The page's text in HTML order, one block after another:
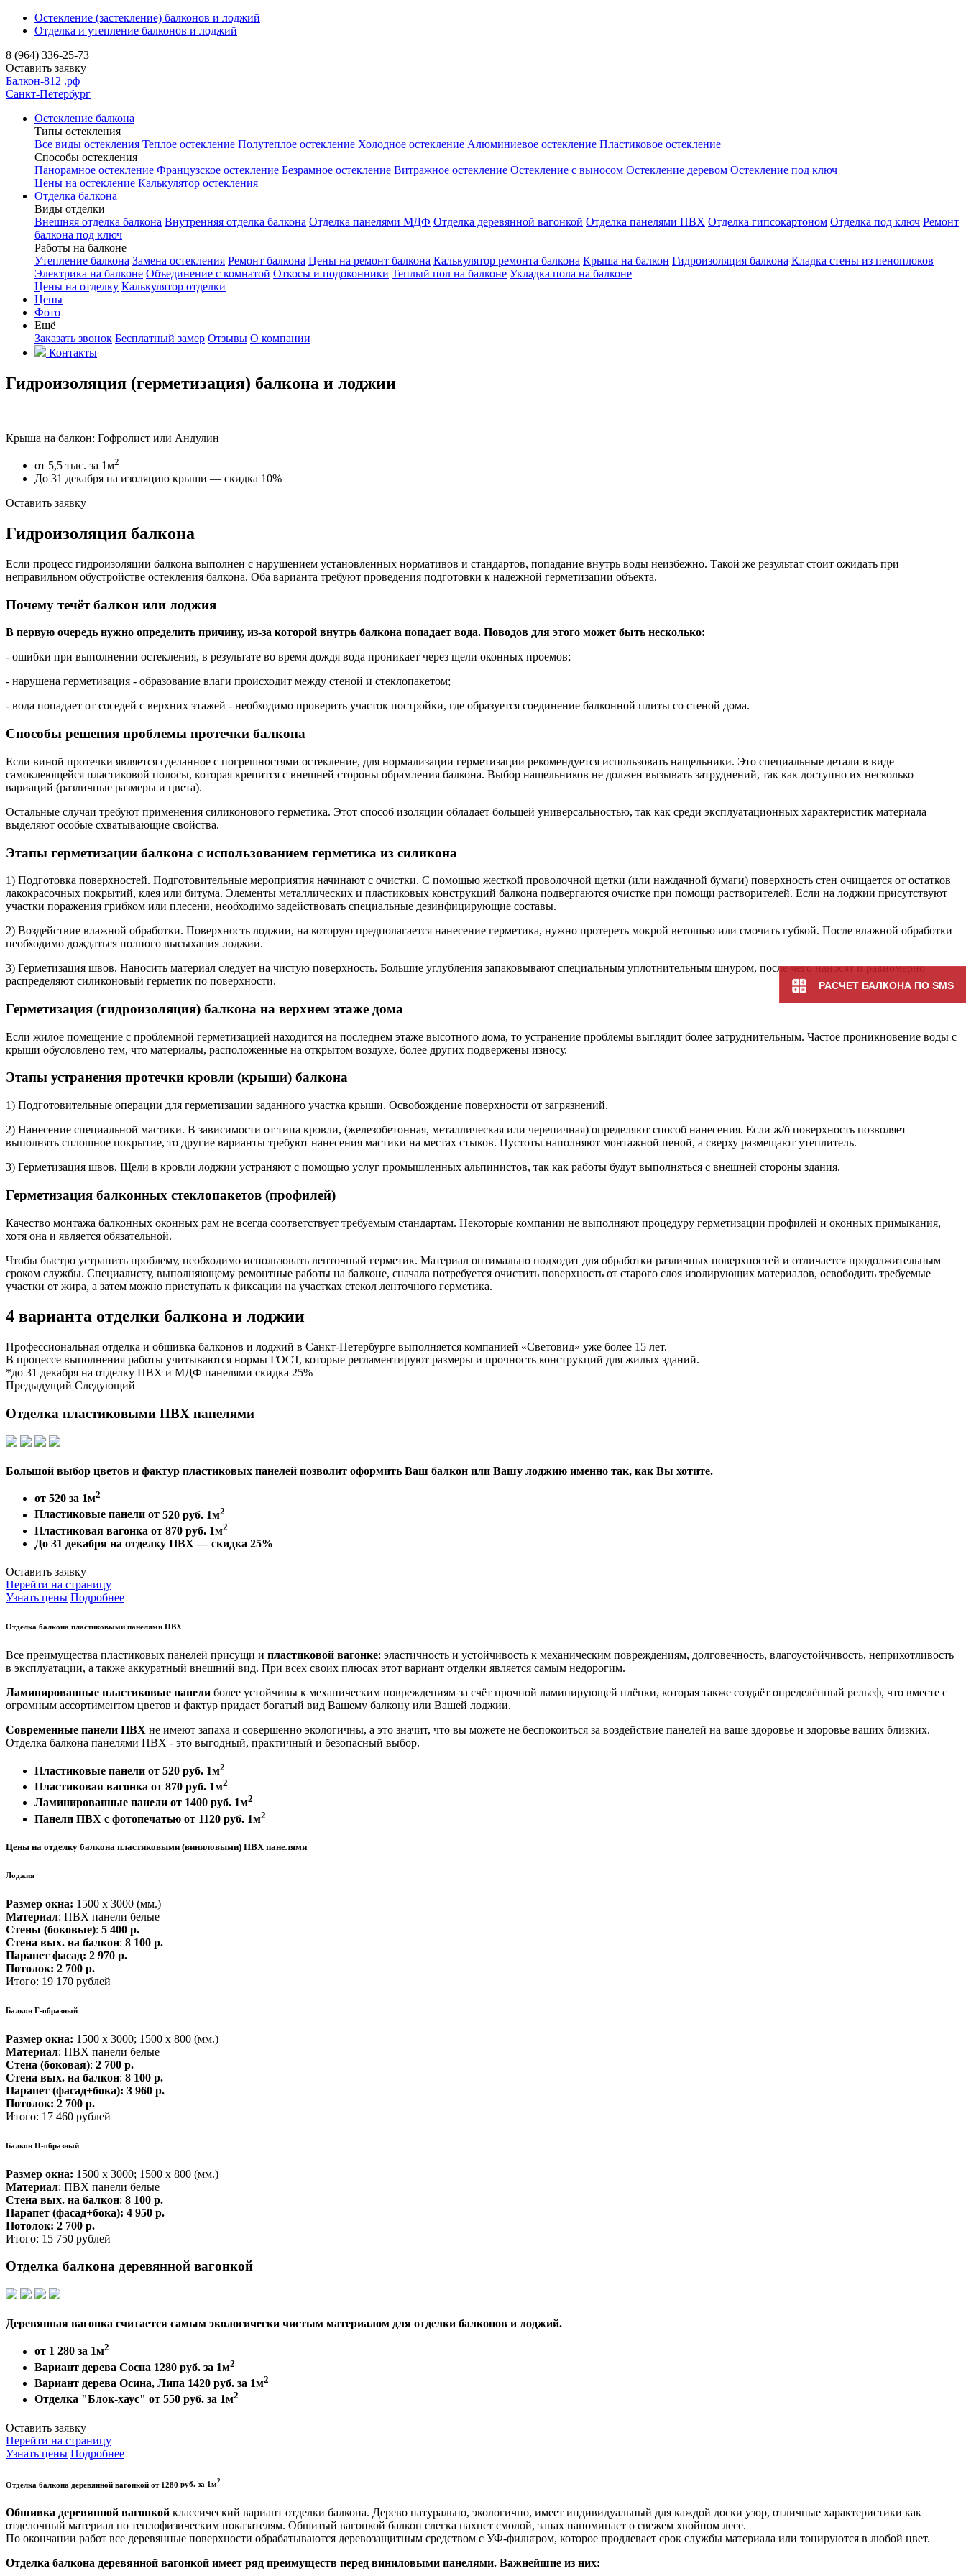
РАСЧЕТ БАЛКОНА ПО SMS
Остекление (застекление) балконов и лоджий
Отделка и утепление балконов и лоджий
8 (964) 336-25-73
Оставить заявку
Балкон-812 .рф
Санкт-Петербург
Остекление балкона
Типы остекления
Все виды остекления Теплое остекление Полутеплое остекление Холодное остекление Алюминиевое остекление Пластиковое остекление
Способы остекления
Панорамное остекление Французское остекление Безрамное остекление Витражное остекление Остекление с выносом Остекление деревом Остекление под ключ
Цены на остекление Калькулятор остекления
Отделка балкона
Виды отделки
Внешняя отделка балкона Внутренняя отделка балкона Отделка панелями МДФ Отделка деревянной вагонкой Отделка панелями ПВХ Отделка гипсокартоном Отделка под ключ Ремонт
балкона под ключ
Работы на балконе
Утепление балкона Замена остекления Ремонт балкона Цены на ремонт балкона Калькулятор ремонта балкона Крыша на балкон Гидроизоляция балкона Кладка стены из пеноплоков
Электрика на балконе Объединение с комнатой Откосы и подоконники Теплый пол на балконе Укладка пола на балконе
Цены на отделку Калькулятор отделки
Цены
Фото
Ещё
Заказать звонок Бесплатный замер Отзывы О компании
Контакты
Гидроизоляция (герметизация) балкона и лоджии
Крыша на балкон: Гофролист или Андулин
от 5,5 тыс. за 1м2
До 31 декабря на изоляцию крыши — скидка 10%
Оставить заявку
Гидроизоляция балкона
Если процесс гидроизоляции балкона выполнен с нарушением установленных нормативов и стандартов, попадание внутрь воды неизбежно. Такой же результат стоит ожидать при
неправильном обустройстве остекления балкона. Оба варианта требуют проведения подготовки к надежной герметизации объекта.
Почему течёт балкон или лоджия
В первую очередь нужно определить причину, из-за которой внутрь балкона попадает вода. Поводов для этого может быть несколько:
- ошибки при выполнении остекления, в результате во время дождя вода проникает через щели оконных проемов;
- нарушена герметизация - образование влаги происходит между стеной и стеклопакетом;
- вода попадает от соседей с верхних этажей - необходимо проверить участок постройки, где образуется соединение балконной плиты со стеной дома.
Способы решения проблемы протечки балкона
Если виной протечки является сделанное с погрешностями остекление, для нормализации герметизации рекомендуется использовать нащельники. Это специальные детали в виде
самоклеющейся пластиковой полосы, которая крепится с внешней стороны обрамления балкона. Выбор нащельников не должен вызывать затруднений, так как доступно их несколько
вариаций (различные размеры и цвета).
Остальные случаи требуют применения силиконового герметика. Этот способ изоляции обладает большей универсальностью, так как среди эксплуатационных характеристик материала
выделяют особые схватывающие свойства.
Этапы герметизации балкона с использованием герметика из силикона
1) Подготовка поверхностей. Подготовительные мероприятия начинают с очистки. С помощью жесткой проволочной щетки (или наждачной бумаги) поверхность стен очищается от остатков
лакокрасочных покрытий, клея или битума. Элементы металлических и пластиковых конструкций балкона подвергаются очистке при помощи растворителей. Если на лоджии присутствуют
участки поражения грибком или плесени, необходимо задействовать специальные дезинфицирующие составы.
2) Воздействие влажной обработки. Поверхность лоджии, на которую предполагается нанесение герметика, нужно протереть мокрой ветошью или смочить губкой. После влажной обработки
необходимо дождаться полного высыхания лоджии.
3) Герметизация швов. Наносить материал следует на чистую поверхность. Большие углубления запаковывают специальным уплотнительным шнуром, после чего наносят и равномерно
распределяют силиконовый герметик по поверхности.
Герметизация (гидроизоляция) балкона на верхнем этаже дома
Если жилое помещение с проблемной герметизацией находится на последнем этаже высотного дома, то устранение проблемы выглядит более затруднительным. Частое проникновение воды с
крыши обусловлено тем, что материалы, расположенные на открытом воздухе, более других подвержены износу.
Этапы устранения протечки кровли (крыши) балкона
1) Подготовительные операции для герметизации заданного участка крыши. Освобождение поверхности от загрязнений.
2) Нанесение специальной мастики. В зависимости от типа кровли, (железобетонная, металлическая или черепичная) определяют способ нанесения. Если ж/б поверхность позволяет
выполнять сплошное покрытие, то другие варианты требуют нанесения мастики на местах стыков. Пустоты наполняют монтажной пеной, а сверху размещают утеплитель.
3) Герметизация швов. Щели в кровли лоджии устраняют с помощью услуг промышленных альпинистов, так как работы будут выполняться с внешней стороны здания.
Герметизация балконных стеклопакетов (профилей)
Качество монтажа балконных оконных рам не всегда соответствует требуемым стандартам. Некоторые компании не выполняют процедуру герметизации профилей и оконных примыкания,
хотя она и является обязательной.
Чтобы быстро устранить проблему, необходимо использовать ленточный герметик. Материал оптимально подходит для обработки различных поверхностей и отличается продолжительным
сроком службы. Специалисту, выполняющему ремонтные работы на балконе, сначала потребуется очистить поверхность от старого слоя изолирующих материалов, освободить требуемые
участки от жира, а затем можно приступать к фиксации на участках стекол ленточного герметика.
4 варианта отделки балкона и лоджии
Профессиональная отделка и обшивка балконов и лоджий в Санкт-Петербурге выполняется компанией «Световид» уже более 15 лет.
В процессе выполнения работы учитываются нормы ГОСТ, которые регламентируют размеры и прочность конструкций для жилых зданий.
*до 31 декабря на отделку ПВХ и МДФ панелями скидка 25%
Предыдущий Следующий
Отделка пластиковыми ПВХ панелями
Большой выбор цветов и фактур пластиковых панелей позволит оформить Ваш балкон или Вашу лоджию именно так, как Вы хотите.
от 520 за 1м2
Пластиковые панели от 520 руб. 1м2
Пластиковая вагонка от 870 руб. 1м2
До 31 декабря на отделку ПВХ —скидка 25%
Оставить заявку
Перейти на страницу
Узнать цены Подробнее
Отделка балкона пластиковыми панелями ПВХ
Все преимущества пластиковых панелей присущи и пластиковой вагонке: эластичность и устойчивость к механическим повреждениям, долговечность, влагоустойчивость, неприхотливость
в эксплуатации, а также аккуратный внешний вид. При всех своих плюсах этот вариант отделки является самым недорогим.
Ламинированные пластиковые панели более устойчивы к механическим повреждениям за счёт прочной ламинирующей плёнки, которая также создаёт определённый рельеф, что вместе с
огромным ассортиментом цветов и фактур придаст богатый вид Вашему балкону или Вашей лоджии.
Современные панели ПВХ не имеют запаха и совершенно экологичны, а это значит, что вы можете не беспокоиться за воздействие панелей на ваше здоровье и здоровье ваших близких.
Отделка балкона панелями ПВХ - это выгодный, практичный и безопасный выбор.
Пластиковые панели от 520 руб. 1м2
Пластиковая вагонка от 870 руб. 1м2
Ламинированные панели от 1400 руб. 1м2
Панели ПВХ с фотопечатью от 1120 руб. 1м2
Цены на отделку балкона пластиковыми (виниловыми) ПВХ панелями
Лоджия
Размер окна: 1500 х 3000 (мм.)
Материал: ПВХ панели белые
Стены (боковые): 5 400 р.
Стена вых. на балкон: 8 100 р.
Парапет фасад: 2 970 р.
Потолок: 2 700 р.
Итого: 19 170 рублей
Балкон Г-образный
Размер окна: 1500 х 3000; 1500 х 800 (мм.)
Материал: ПВХ панели белые
Стена (боковая): 2 700 р.
Стена вых. на балкон: 8 100 р.
Парапет (фасад+бока): 3 960 р.
Потолок: 2 700 р.
Итого: 17 460 рублей
Балкон П-образный
Размер окна: 1500 х 3000; 1500 х 800 (мм.)
Материал: ПВХ панели белые
Стена вых. на балкон: 8 100 р.
Парапет (фасад+бока): 4 950 р.
Потолок: 2 700 р.
Итого: 15 750 рублей
Отделка балкона деревянной вагонкой
Деревянная вагонка считается самым экологически чистым материалом для отделки балконов и лоджий.
от 1 280 за 1м2
Вариант дерева Сосна 1280 руб. за 1м2
Вариант дерева Осина, Липа 1420 руб. за 1м2
Отделка "Блок-хаус" от 550 руб. за 1м2
Оставить заявку
Перейти на страницу
Узнать цены Подробнее
Отделка балкона деревянной вагонкой от1280 руб. за 1м2
Обшивка деревянной вагонкой классический вариант отделки балкона. Дерево натурально, экологично, имеет индивидуальный для каждой доски узор, отличные характеристики как
отделочный материал по теплофизическим показателям. Обшитый вагонкой балкон слегка пахнет смолой, запах напоминает о свежем хвойном лесе.
По окончании работ все деревянные поверхности обрабатываются деревозащитным средством с УФ-фильтром, которое продлевает срок службы материала или тонируются в любой цвет.
Отделка балкона деревянной вагонкой имеет ряд преимуществ перед виниловыми панелями. Важнейшие из них: